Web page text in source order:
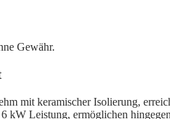
Gewähr.
mit keramischer Isolierung,
Leistung, ermöglichen